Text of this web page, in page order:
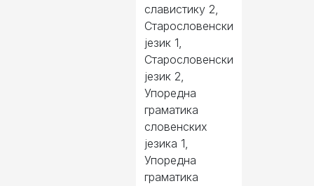
славистику 2,
Старословенски
језик 1,
Старословенски
језик 2,
Упоредна
граматика
словенских
језика 1,
Упоредна
граматика